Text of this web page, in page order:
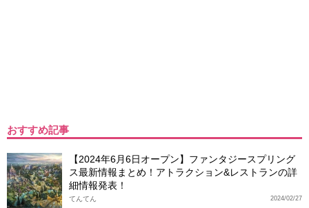
おすすめ記事
【2024年6月6日オープン】ファンタジースプリング
ス最新情報まとめ！アトラクション&レストランの詳
細情報発表！
2024/02/27
てんてん